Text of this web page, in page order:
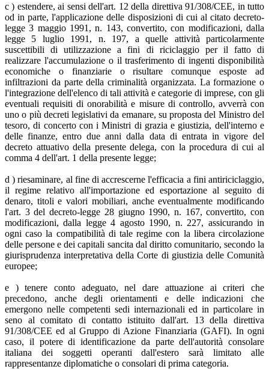
c ) estendere, ai sensi dell'art. 12 della direttiva 91/308/CEE, in tutto
od in parte, l'applicazione delle disposizioni di cui al citato decreto-
legge 3 maggio 1991, n. 143, convertito, con modificazioni, dalla
legge 5 luglio 1991, n. 197, a quelle attività particolarmente
suscettibili di utilizzazione a fini di riciclaggio per il fatto di
realizzare l'accumulazione o il trasferimento di ingenti disponibilità
economiche o finanziarie o risultare comunque esposte ad
infiltrazioni da parte della criminalità organizzata. La formazione o
l'integrazione dell'elenco di tali attività e categorie di imprese, con gli
eventuali requisiti di onorabilità e misure di controllo, avverrà con
uno o più decreti legislativi da emanare, su proposta del Ministro del
tesoro, di concerto con i Ministri di grazia e giustizia, dell'interno e
delle finanze, entro due anni dalla data di entrata in vigore del
decreto attuativo della presente delega, con la procedura di cui al
comma 4 dell'art. 1 della presente legge;
d ) riesaminare, al fine di accrescerne l'efficacia a fini antiriciclaggio,
il regime relativo all'importazione ed esportazione al seguito di
denaro, titoli e valori mobiliari, anche eventualmente modificando
l'art. 3 del decreto-legge 28 giugno 1990, n. 167, convertito, con
modificazioni, dalla legge 4 agosto 1990, n. 227, assicurando in
ogni caso la compatibilità di tale regime con la libera circolazione
delle persone e dei capitali sancita dal diritto comunitario, secondo la
giurisprudenza interpretativa della Corte di giustizia delle Comunità
europee;
e ) tenere conto adeguato, nel dare attuazione ai criteri che
precedono, anche degli orientamenti e delle indicazioni che
emergono nelle competenti sedi internazionali ed in particolare in
seno al comitato di contatto istituito dall'art. 13 della direttiva
91/308/CEE ed al Gruppo di Azione Finanziaria (GAFI). In ogni
caso, il potere di identificazione da parte dell'autorità consolare
italiana dei soggetti operanti dall'estero sarà limitato alle
rappresentanze diplomatiche o consolari di prima categoria.